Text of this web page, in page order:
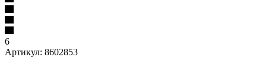
6
Артикул: 8602853